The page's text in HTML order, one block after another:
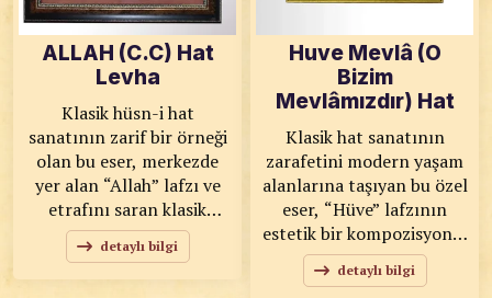
ALLAH (C.C) Hat
Levha
Klasik hüsn-i hat
sanatının zarif bir örneği
olan bu eser, merkezde
yer alan “Allah” lafzı ve
etrafını saran klasik
tezhip süslemeleriyle
dikkat çeker. Altın tonlu
detaylar ve dengeli
detaylı bilgi
Huve Mevlâ (O
Bizim
Mevlâmızdır) Hat
Klasik hat sanatının
zarafetini modern yaşam
alanlarına taşıyan bu özel
eser, “Hüve” lafzının
estetik bir kompozisyonla
işlendiği dikkat çekici bir
çalışmadır. Altın
detaylı bilgi